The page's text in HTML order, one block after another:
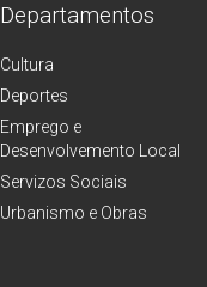
Departamentos
Cultura
Deportes
Emprego e
Desenvolvemento Local
Servizos Sociais
Urbanismo e Obras